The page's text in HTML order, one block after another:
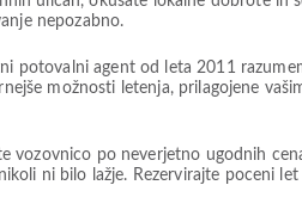
nepozabno.
potovalni agent od leta 2011
možnosti letenja, prilagojene
vozovnico po neverjetno ugodnih
ni bilo lažje. Rezervirajte poceni